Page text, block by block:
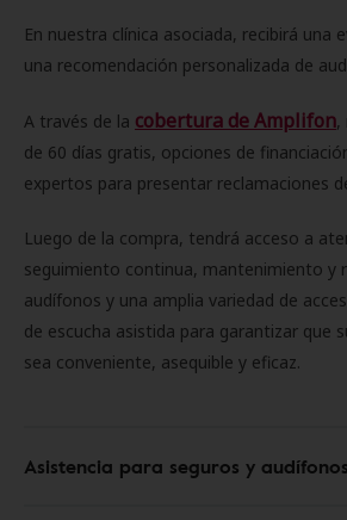
En nuestra clínica asociada, recibirá una
una recomendación personalizada de
A través de la cobertura de Amplifon,
de 60 días gratis, opciones de
expertos para presentar reclamaciones
Luego de la compra, tendrá acceso a
seguimiento continua, mantenimiento y
audífonos y una amplia variedad de
de escucha asistida para garantizar que
sea conveniente, asequible y eficaz.
Asistencia para seguros y audífonos